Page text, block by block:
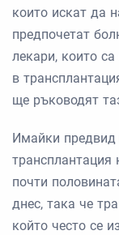
които искат да
предпочетат
лекари, които
в
ще ръководят
Имайки предвид
трансплантация
почти
днес, така че
който често се